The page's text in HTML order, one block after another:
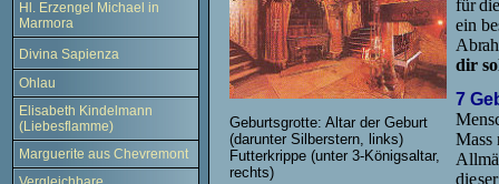
Hl. Erzengel Michael in
Marmora
Divina Sapienza
Ohlau
Elisabeth Kindelmann
(Liebesflamme)
Marguerite aus Chevremont
Geburtsgrotte: Altar der Geburt
(darunter Silberstern, links)
Futterkrippe (unter 3-Königsaltar,
rechts)
für
ein
dir
7
Mass